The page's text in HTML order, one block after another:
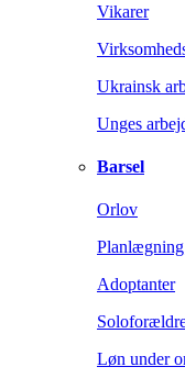
Vikarer
Ukrainsk
Unges
Barsel
Orlov
Adoptanter
Løn under